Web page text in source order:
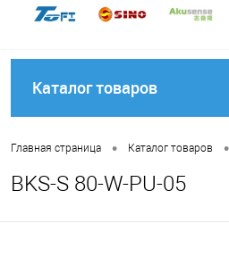
Каталог товаров
Главная страница • Каталог товаров •
BKS-S 80-W-PU-05